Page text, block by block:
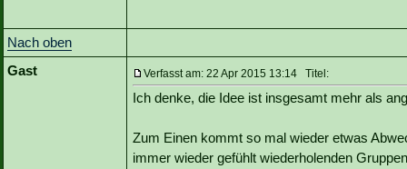
Nach oben
Gast
Verfasst am: 22 Apr 2015 13:14 Titel:
Ich denke, die Idee ist insgesamt mehr als
Zum Einen kommt so mal wieder etwas
immer wieder gefühlt wiederholenden